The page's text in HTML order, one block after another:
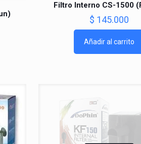
Filtro Interno CS-1500
$ 145.000
Añadir al carrito